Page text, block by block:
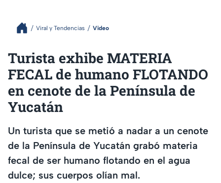
Viral y Tendencias Video
Turista exhibe MATERIA
FECAL de humano FLOTANDO
en cenote de la Península de
Yucatán
Un turista que se metió a nadar a un cenote
de la Península de Yucatán grabó materia
fecal de ser humano flotando en el agua
dulce; sus cuerpos olían mal.